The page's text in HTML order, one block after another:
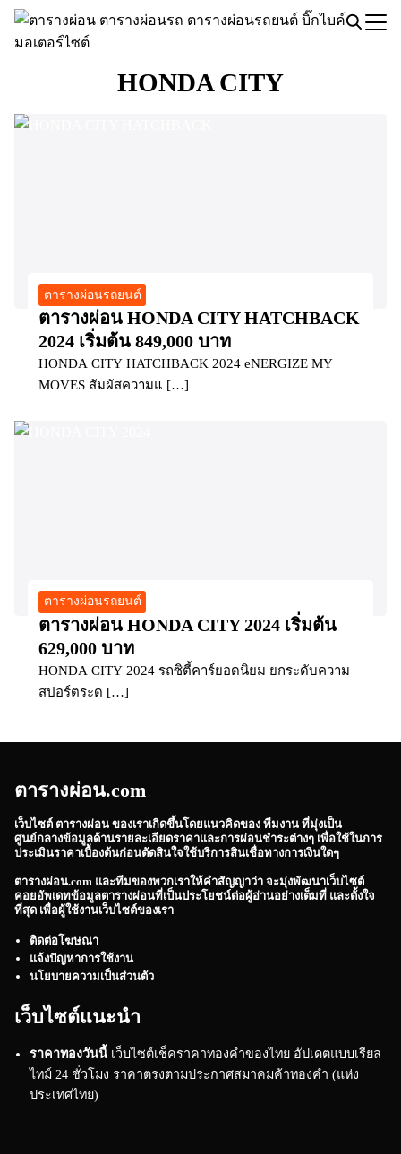
Skip
Search
HONDA CITY
ตารางผ่อนรถยนต์
ตารางผ่อน HONDA CITY HATCHBACK
2024 เริ่มต้น 849,000 บาท
HONDA CITY HATCHBACK 2024 eNERGIZE MY
MOVES สัมผัสความแ […]
ตารางผ่อนรถยนต์
ตารางผ่อน HONDA CITY 2024 เริ่มต้น
629,000 บาท
HONDA CITY 2024 รถซิตี้คาร์ยอดนิยม ยกระดับความ
สปอร์ตระด […]
ตารางผ่อน.com
เว็บไซต์ ตารางผ่อน ของเราเกิดขึ้นโดยแนวคิดของ ทีมงาน ที่มุ่งเป็น
ศูนย์กลางข้อมูลด้านรายละเอียดราคาและการผ่อนชำระต่างๆ เพื่อใช้ในการ
ประเมินราคาเบื้องต้นก่อนตัดสินใจใช้บริการสินเชื่อทางการเงินใดๆ
ตารางผ่อน.com และทีมของพวกเราให้คำสัญญาว่า จะมุ่งพัฒนาเว็บไซต์
คอยอัพเดทข้อมูลตารางผ่อนที่เป็นประโยชน์ต่อผู้อ่านอย่างเต็มที่ และตั้งใจ
ที่สุด เพื่อผู้ใช้งานเว็บไซต์ของเรา
ติดต่อโฆษณา
แจ้งปัญหาการใช้งาน
นโยบายความเป็นส่วนตัว
เว็บไซต์แนะนำ
ราคาทองวันนี้ เว็บไซต์เช็คราคาทองคำของไทย อัปเดตแบบเรียล
ไทม์ 24 ชั่วโมง ราคาตรงตามประกาศสมาคมค้าทองคำ (แห่ง
ประเทศไทย)